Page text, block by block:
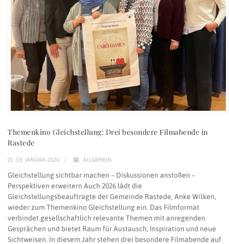
Themenkino Gleichstellung: Drei besondere Filmabende in
Rastede
19. JANUAR 2026 ALLGEMEIN
Gleichstellung sichtbar machen – Diskussionen anstoßen –
Perspektiven erweitern Auch 2026 lädt die
Gleichstellungsbeauftragte der Gemeinde Rastede, Anke Wilken,
wieder zum Themenkino Gleichstellung ein. Das Filmformat
verbindet gesellschaftlich relevante Themen mit anregenden
Gesprächen und bietet Raum für Austausch, Inspiration und neue
Sichtweisen. In diesem Jahr stehen drei besondere Filmabende auf